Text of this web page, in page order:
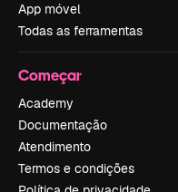
App móvel
Todas as ferramentas
Começar
Academy
Documentação
Atendimento
Termos e condições